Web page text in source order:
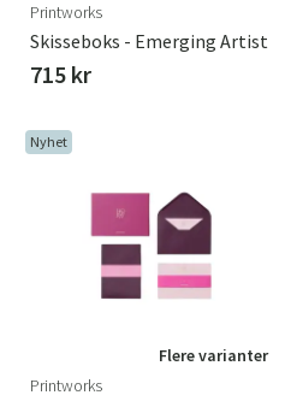
Printworks
Skisseboks - Emerging Artist
715 kr
Nyhet
Flere varianter
Printworks